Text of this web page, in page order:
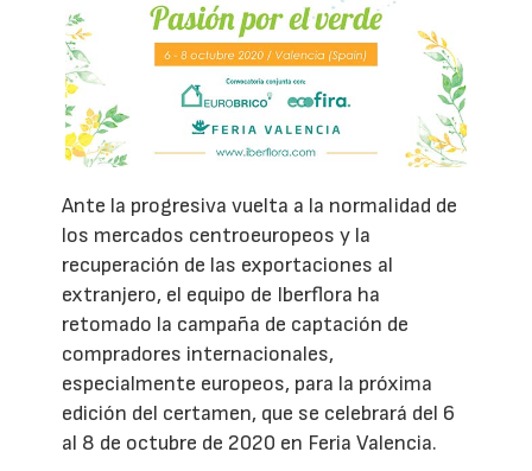
Ante la progresiva vuelta a la normalidad de
los mercados centroeuropeos y la
recuperación de las exportaciones al
extranjero, el equipo de Iberflora ha
retomado la campaña de captación de
compradores internacionales,
especialmente europeos, para la próxima
edición del certamen, que se celebrará del 6
al 8 de octubre de 2020 en Feria Valencia.